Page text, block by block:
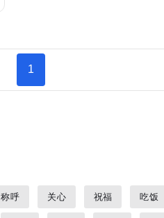
1
称呼 关心 祝福 吃饭